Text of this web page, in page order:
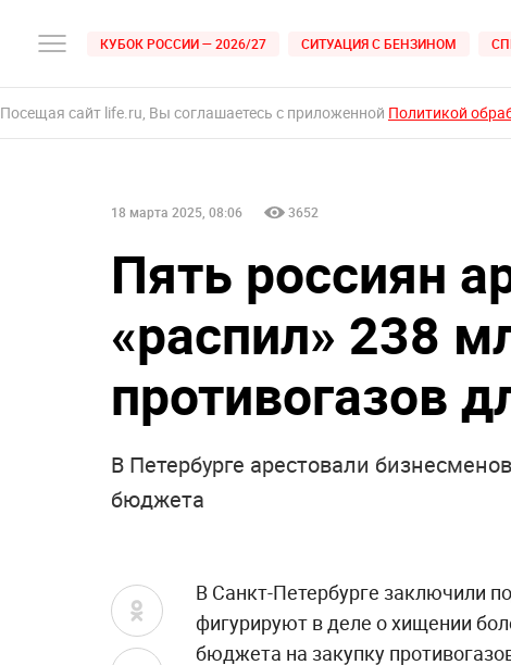
КУБОК РОССИИ — 2026/27 СИТУАЦИЯ С БЕНЗИНОМ
Посещая сайт life.ru, Вы соглашаетесь с приложенной Политикой
18 марта 2025, 08:06 3652
Пять россиян
«распил‎» 238
противогазов
В Петербурге арестовали
бюджета
В Санкт-Петербурге заключили
фигурируют в деле о хищении
бюджета на закупку